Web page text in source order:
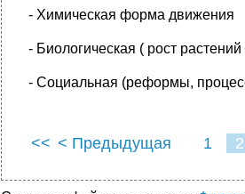
- Химическая форма движения
- Биологическая ( рост
- Социальная (реформы,
<< < Предыдущая 1 2